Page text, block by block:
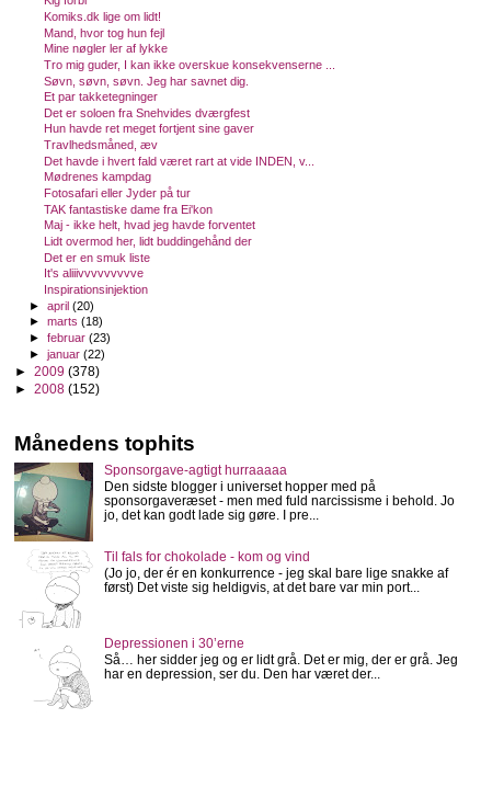
Komiks.dk lige om lidt!
Mand, hvor tog hun fejl
Mine nøgler ler af lykke
Tro mig guder, I kan ikke overskue konsekvenserne ...
Søvn, søvn, søvn. Jeg har savnet dig.
Et par takketegninger
Det er soloen fra Snehvides dværgfest
Hun havde ret meget fortjent sine gaver
Travlhedsmåned, æv
Det havde i hvert fald været rart at vide INDEN, v...
Mødrenes kampdag
Fotosafari eller Jyder på tur
TAK fantastiske dame fra Ei'kon
Maj - ikke helt, hvad jeg havde forventet
Lidt overmod her, lidt buddingehånd der
Det er en smuk liste
It's aliiivvvvvvvvve
Inspirationsinjektion
►april(20)
►marts(18)
►februar(23)
►januar(22)
► 2009 (378)
► 2008 (152)
Månedens tophits
Sponsorgave-agtigt hurraaaaa
Den sidste blogger i universet hopper med på
sponsorgaveræset - men med fuld narcissisme i behold. Jo
jo, det kan godt lade sig gøre. I pre...
Til fals for chokolade - kom og vind
(Jo jo, der ér en konkurrence - jeg skal bare lige snakke af
først) Det viste sig heldigvis, at det bare var min port...
Depressionen i 30’erne
Så… her sidder jeg og er lidt grå. Det er mig, der er grå. Jeg
har en depression, ser du. Den har været der...